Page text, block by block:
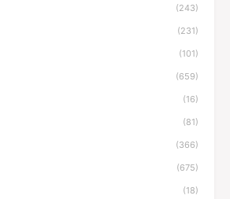
(243)
(231)
(101)
(659)
(16)
(81)
(366)
(675)
(18)